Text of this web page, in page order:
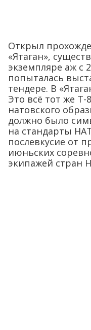
Открыл
«Ятаган»,
экземпляре аж с
попыталась
тендере. В
Это всё тот же
натовского
должно было
на стандарты
послевкусие от
июньских
экипажей стран